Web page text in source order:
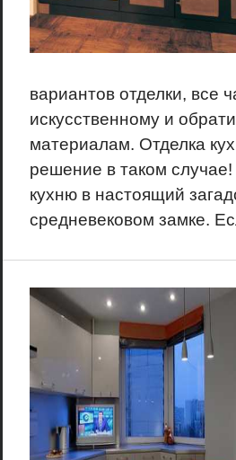
вариантов отделки, все
искусственному и
материалам. Отделка
решение в таком
кухню в настоящий
средневековом замке.